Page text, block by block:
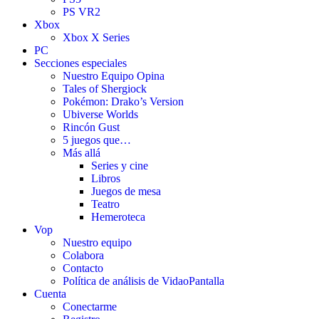
PS VR2
Xbox
Xbox X Series
PC
Secciones especiales
Nuestro Equipo Opina
Tales of Shergiock
Pokémon: Drako’s Version
Ubiverse Worlds
Rincón Gust
5 juegos que…
Más allá
Series y cine
Libros
Juegos de mesa
Teatro
Hemeroteca
Vop
Nuestro equipo
Colabora
Contacto
Política de análisis de VidaoPantalla
Cuenta
Conectarme